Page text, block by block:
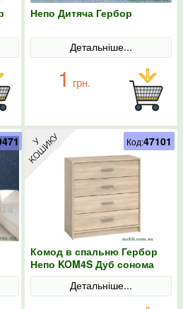
Непо Дитяча Гербор
Детальніше...
1 грн.
Комод в спальню Гербор
Непо KOM4S Дуб сонома
Детальніше...
Код:47101